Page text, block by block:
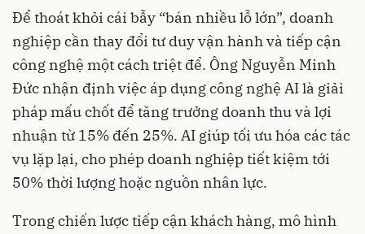
Để thoát khỏi cái bẫy “bán nhiều lỗ lớn”, doanh
nghiệp cần thay đổi tư duy vận hành và tiếp cận
công nghệ một cách triệt để. Ông Nguyễn Minh
Đức nhận định việc áp dụng công nghệ AI là giải
pháp mấu chốt để tăng trưởng doanh thu và lợi
nhuận từ 15% đến 25%. AI giúp tối ưu hóa các tác
vụ lặp lại, cho phép doanh nghiệp tiết kiệm tới
50% thời lượng hoặc nguồn nhân lực.
Trong chiến lược tiếp cận khách hàng, mô hình